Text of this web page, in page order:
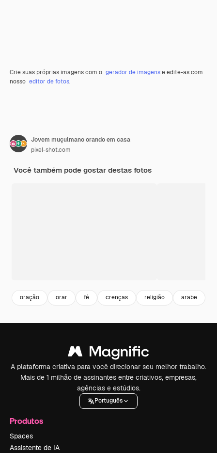
Crie suas próprias imagens com o gerador de imagense edite-as com
nosso editor de fotos.
Jovem muçulmano orando em casa
pixel-shot.com
Você também pode gostar destas fotos
oração orar fé crenças religião arabe
A plataforma criativa para você direcionar seu melhor trabalho.
Mais de 1 milhão de assinantes entre criativos, empresas,
agências e estúdios.
Português
Produtos
Spaces
Assistente de IA